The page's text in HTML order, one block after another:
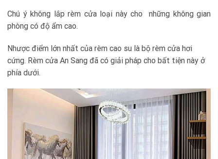
Chú ý không lắp rèm cửa loại này cho những không gian
phòng có độ ẩm cao.
Nhược điểm lớn nhất của rèm cao su là bộ rèm cửa hơi
cứng. Rèm cửa An Sang đã có giải pháp cho bất tiện này ở
phía dưới.